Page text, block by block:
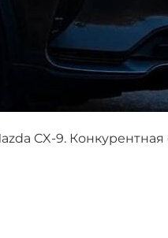
CX-9. Конкурентная